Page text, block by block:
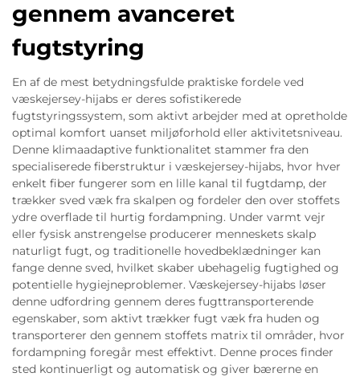
gennem avanceret
fugtstyring
En af de mest betydningsfulde praktiske fordele ved
væskejersey-hijabs er deres sofistikerede
fugtstyringssystem, som aktivt arbejder med at opretholde
optimal komfort uanset miljøforhold eller aktivitetsniveau.
Denne klimaadaptive funktionalitet stammer fra den
specialiserede fiberstruktur i væskejersey-hijabs, hvor hver
enkelt fiber fungerer som en lille kanal til fugtdamp, der
trækker sved væk fra skalpen og fordeler den over stoffets
ydre overflade til hurtig fordampning. Under varmt vejr
eller fysisk anstrengelse producerer menneskets skalp
naturligt fugt, og traditionelle hovedbeklædninger kan
fange denne sved, hvilket skaber ubehagelig fugtighed og
potentielle hygiejneproblemer. Væskejersey-hijabs løser
denne udfordring gennem deres fugttransporterende
egenskaber, som aktivt trækker fugt væk fra huden og
transporterer den gennem stoffets matrix til områder, hvor
fordampning foregår mest effektivt. Denne proces finder
sted kontinuerligt og automatisk og giver bærerne en